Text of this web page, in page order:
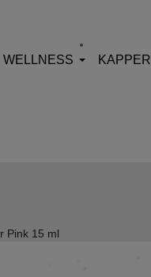
WELLNESS KAPPER
Pink 15 ml